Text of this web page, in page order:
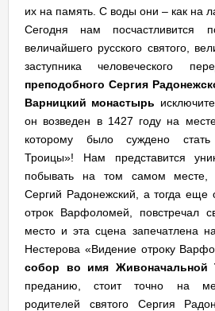
их на память. С воды они – как на
Сегодня нам посчастливится
величайшего русского святого,
заступника человеческого
преподобного Сергия
Варницкий монастырь
он возведен в 1427 году на
которому было суждено
Троицы»! Нам представится
побывать на том самом месте,
Сергий Радонежский, а тогда еще
отрок Варфоломей, повстречал
место и эта сцена запечатлена
Нестерова «Видение отроку
собор во имя Живоначальной
преданию, стоит точно на
родителей святого Сергия